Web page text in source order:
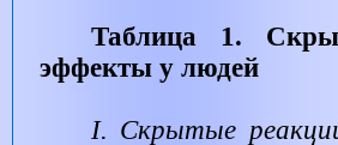
Таблица 1.
эффекты у людей
I. Скрытые